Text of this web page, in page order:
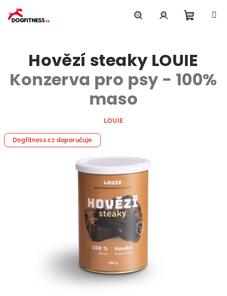
obsah
košík
Hovězí steaky LOUIE
Konzerva pro psy - 100%
maso
LOUIE
Dogfitness.cz doporučuje